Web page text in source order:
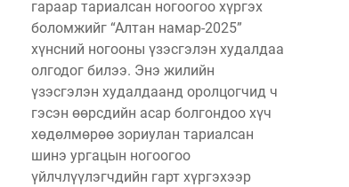
гараар тариалсан ногоогоо хүргэх
боломжийг “Алтан намар-2025”
хүнсний ногооны үзэсгэлэн худалдаа
олгодог билээ. Энэ жилийн
үзэсгэлэн худалдаанд оролцогчид ч
гэсэн өөрсдийн асар болгондоо хүч
хөдөлмөрөө зориулан тариалсан
шинэ ургацын ногоогоо
үйлчлүүлэгчдийн гарт хүргэхээр